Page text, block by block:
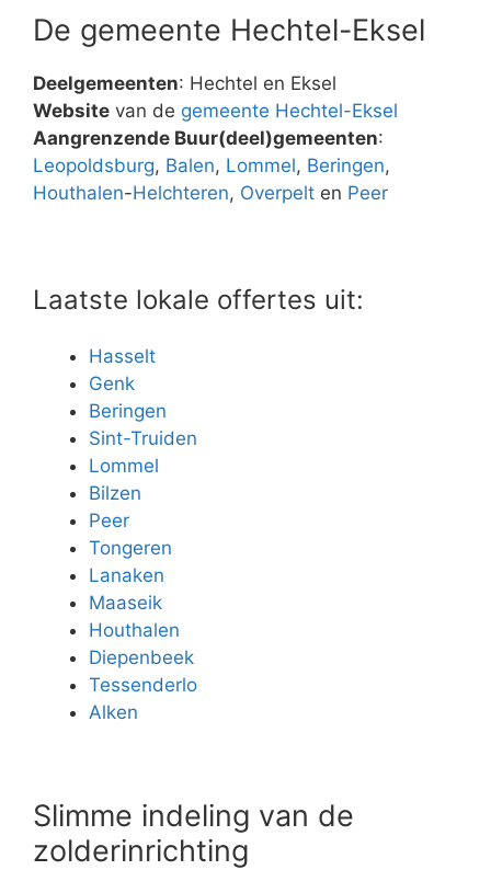
De gemeente Hechtel-Eksel
Deelgemeenten: Hechtel en Eksel
Website van de gemeente Hechtel-Eksel
Aangrenzende Buur(deel)gemeenten:
Leopoldsburg, Balen, Lommel, Beringen,
Houthalen-Helchteren, Overpelt en Peer
Laatste lokale offertes uit:
Hasselt
Genk
Beringen
Sint-Truiden
Lommel
Bilzen
Peer
Tongeren
Lanaken
Maaseik
Houthalen
Diepenbeek
Tessenderlo
Alken
Slimme indeling van de
zolderinrichting